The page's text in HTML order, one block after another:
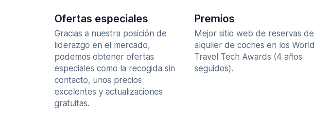
Ofertas especiales
Gracias a nuestra posición de
liderazgo en el mercado,
podemos obtener ofertas
especiales como la recogida sin
contacto, unos precios
excelentes y actualizaciones
gratuitas.
Premios
Mejor sitio web de reservas de
alquiler de coches en los World
Travel Tech Awards (4 años
seguidos).